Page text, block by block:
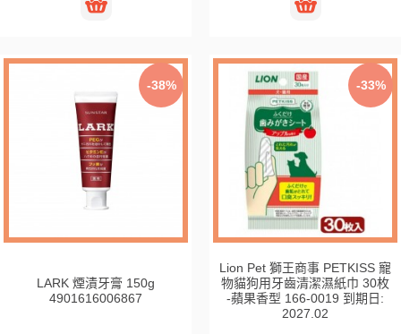
-38%
LARK 煙漬牙膏 150g
4901616006867
-33%
Lion Pet 獅王商事 PETKISS 寵
物貓狗用牙齒清潔濕紙巾 30枚
-蘋果香型 166-0019 到期日:
2027.02